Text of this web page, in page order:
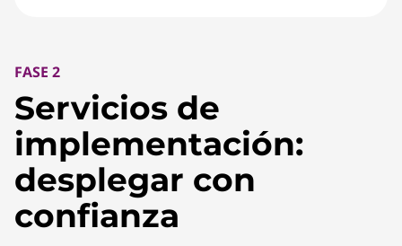
FASE 2
Servicios de
implementación:
desplegar con
confianza